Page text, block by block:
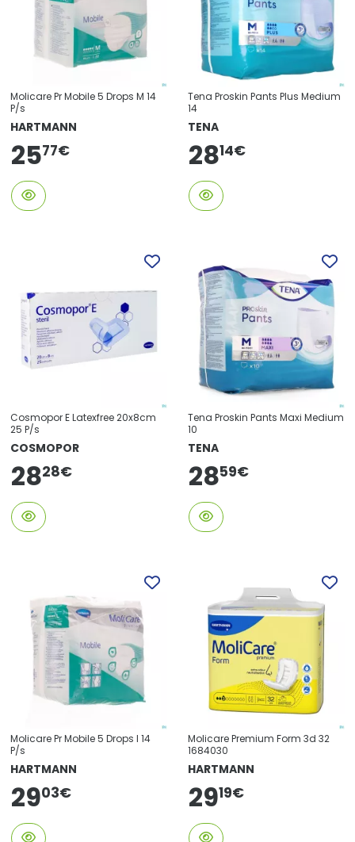
Molicare Pr Mobile 5 Drops M 14
P/s
HARTMANN
2577€
Tena Proskin Pants Plus Medium
14
TENA
2814€
Cosmopor E Latexfree 20x8cm
25 P/s
COSMOPOR
2828€
Tena Proskin Pants Maxi Medium
10
TENA
2859€
Molicare Pr Mobile 5 Drops l 14
P/s
HARTMANN
2903€
Molicare Premium Form 3d 32
1684030
HARTMANN
2919€